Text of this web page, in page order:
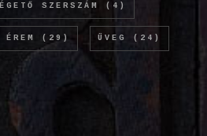
ÉGETŐ SZERSZÁM (4)
ÉREM (29) ÜVEG (24)